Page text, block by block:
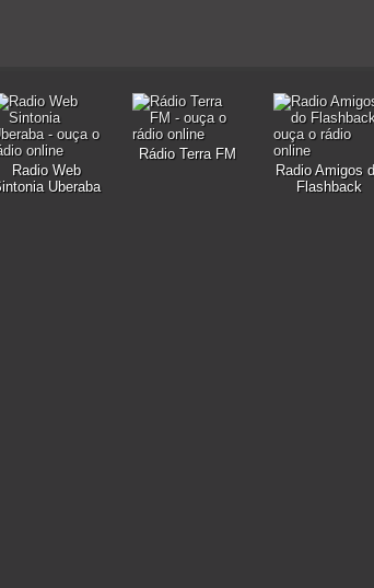
Radio Web
Uberaba
Rádio Terra FM
Radio Amigos
Flashback